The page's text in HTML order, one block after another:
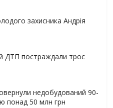
захисника Андрія
ДТП постраждали троє
недобудований 90-
понад 50 млн грн